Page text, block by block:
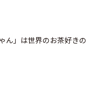
」は世界のお茶好き